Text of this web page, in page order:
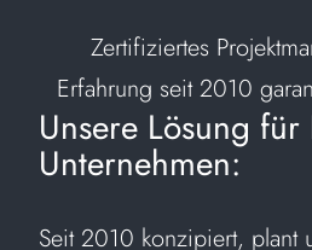
Zertifiziertes
Erfahrung seit 2010
Unsere Lösung für
Unternehmen:
Seit 2010 konzipiert, plant